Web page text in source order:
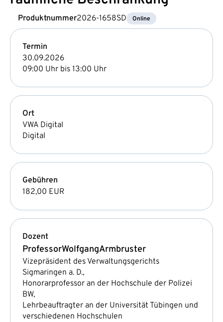
Produktnummer2026-1658SD Online
Termin
30.09.2026
09:00 Uhr bis 13:00 Uhr
Ort
VWA Digital
Digital
Gebühren
182,00 EUR
Dozent
ProfessorWolfgangArmbruster
Vizepräsident des Verwaltungsgerichts
Sigmaringen a. D.,
Honorarprofessor an der Hochschule der Polizei
BW,
Lehrbeauftragter an der Universität Tübingen und
verschiedenen Hochschulen